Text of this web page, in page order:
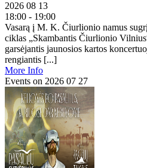
2026 08 13
18:00 - 19:00
Vasarą į M. K. Čiurlionio namus
ciklas „Skambantis Čiurlionio
garsėjantis jaunosios kartos
rengiantis [...]
More Info
Events on 2026 07 27